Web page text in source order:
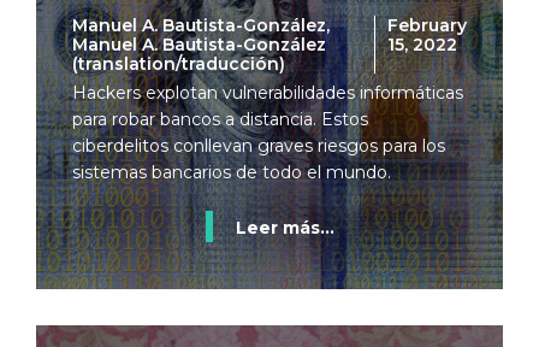
Manuel A. Bautista-González,
Manuel A. Bautista-González
(translation/traducción)
February
15, 2022
Hackers explotan vulnerabilidades informáticas
para robar bancos a distancia. Estos
ciberdelitos conllevan graves riesgos para los
sistemas bancarios de todo el mundo.
Leer más...